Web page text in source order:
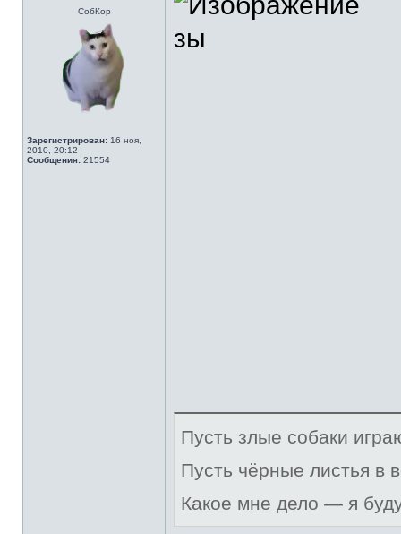
СобКор
Зарегистрирован: 16 ноя,
2010, 20:12
Сообщения: 21554
зы
Пусть злые собаки
Пусть чёрные листья в
Какое мне дело — я